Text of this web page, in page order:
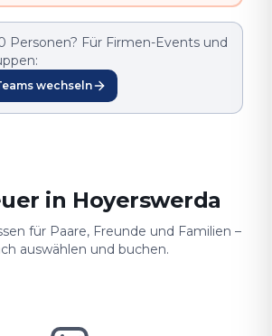
Personen? Für Firmen-Events und
wechseln
in Hoyerswerda
für Paare, Freunde und Familien –
auswählen und buchen.